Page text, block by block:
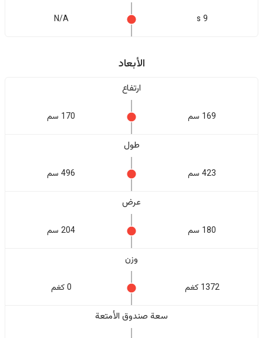
9 s
N/A
الأبعاد
ارتفاع
169 سم 170 سم
طول
423 سم 496 سم
عرض
180 سم 204 سم
وزن
1372 كغم 0 كغم
سعة صندوق الأمتعة